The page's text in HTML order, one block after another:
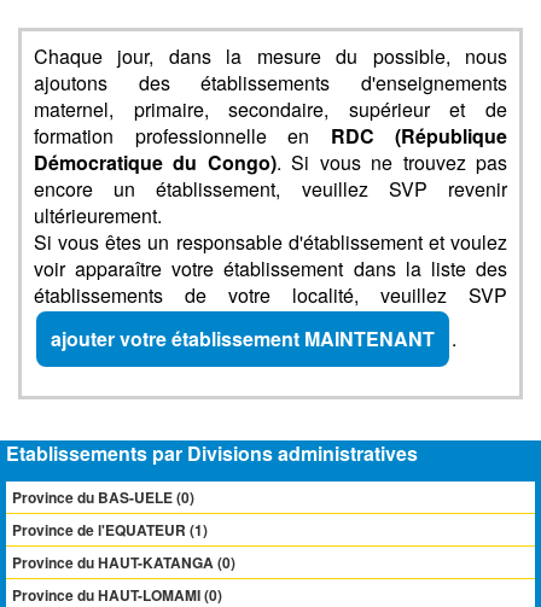
Chaque jour, dans la mesure du possible, nous
ajoutons des établissements d'enseignements
maternel, primaire, secondaire, supérieur et de
formation professionnelle en RDC (République
Démocratique du Congo). Si vous ne trouvez pas
encore un établissement, veuillez SVP revenir
ultérieurement.
Si vous êtes un responsable d'établissement et voulez
voir apparaître votre établissement dans la liste des
établissements de votre localité, veuillez SVP
ajouter votre établissement MAINTENANT
.
Etablissements par Divisions administratives
Province du BAS-UELE (0)
Province de l'EQUATEUR (1)
Province du HAUT-KATANGA (0)
Province du HAUT-LOMAMI (0)